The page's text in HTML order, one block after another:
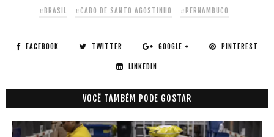
#BRASIL #CABO DE SANTO AGOSTINHO #PERNAMBUCO
FACEBOOK TWITTER GOOGLE + PINTEREST
LINKEDIN
VOCÊ TAMBÉM PODE GOSTAR